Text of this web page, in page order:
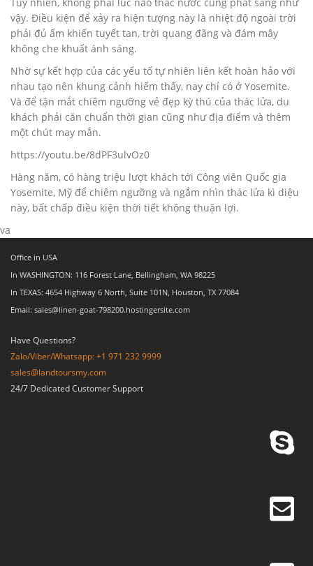
vậy. Điều kiện để xảy ra hiện tượng này là nhiệt độ ngoài trời
phải đủ ấm khiến tuyết tan, trời quang đãng và đám mây
không che khuất ánh sáng.
Nhờ sự kết hợp của các yếu tố tự nhiên liên kết hoàn hảo với
nhau tạo nên khung cảnh hiếm thấy, nay chỉ có ở Yosemite.
Và để tận mắt chiêm ngưỡng vẻ đẹp kỳ thú của thác lửa, du
khách phải căn chuẩn thời gian cũng như địa điểm và thêm
một chút may mắn.
https://youtu.be/8dPF3ulvOz0
Hàng năm, có hàng triệu lượt khách tới Công viên Quốc gia
Yosemite, Mỹ để chiêm ngưỡng và ngắm nhìn thác lửa kì diệu
này, bất chấp điều kiện thời tiết không thuận lợi.
va
Office in USA
In WASHINGTON: 116 Forest Lane, Bellingham, WA 98225
In TEXAS: 4654 Highway 6 North, Suite 101N, Houston, TX 77084
Email: sales@linen-goat-798200.hostingersite.com
Have Questions?
Zalo/Viber/Whatsapp: +1 971 232 9999
sales@landtoursmy.com
24/7 Dedicated Customer Support